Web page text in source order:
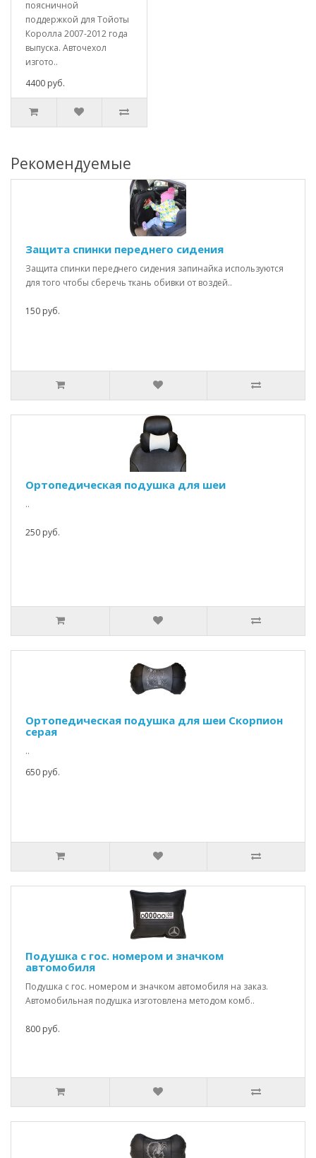
поясничной
поддержкой для Тойоты
Королла 2007-2012 года
выпуска. Авточехол
изгото..
4400 руб.
Рекомендуемые
Защита спинки переднего сидения
Защита спинки переднего сидения запинайка используются
для того чтобы сберечь ткань обивки от воздей..
150 руб.
Ортопедическая подушка для шеи
..
250 руб.
Ортопедическая подушка для шеи Скорпион
серая
..
650 руб.
Подушка с гос. номером и значком
автомобиля
Подушка с гос. номером и значком автомобиля на заказ.
Автомобильная подушка изготовлена методом комб..
800 руб.